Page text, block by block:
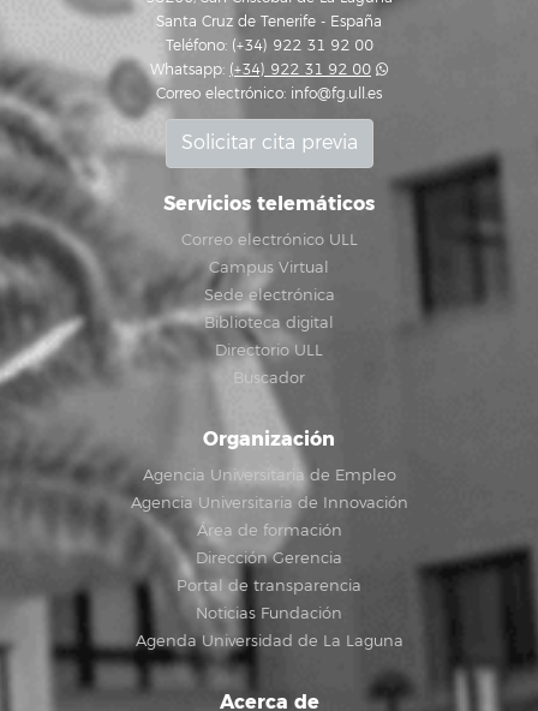
Santa Cruz de Tenerife - España
Teléfono: (+34) 922 31 92 00
Whatsapp: (+34) 922 31 92 00
Correo electrónico: info@fg.ull.es
Solicitar cita previa
Servicios telemáticos
Correo electrónico ULL
Campus Virtual
Sede electrónica
Biblioteca digital
Directorio ULL
Buscador
Organización
Agencia Universitaria de Empleo
Agencia Universitaria de Innovación
Área de formación
Dirección Gerencia
Portal de transparencia
Noticias Fundación
Agenda Universidad de La Laguna
Acerca de